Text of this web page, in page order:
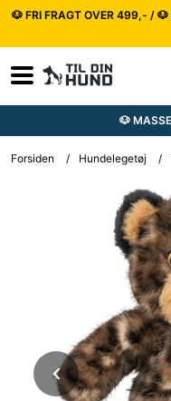
🐶 FRI FRAGT OVER 499,- /
🐶
Forsiden / Hundelegetøj /